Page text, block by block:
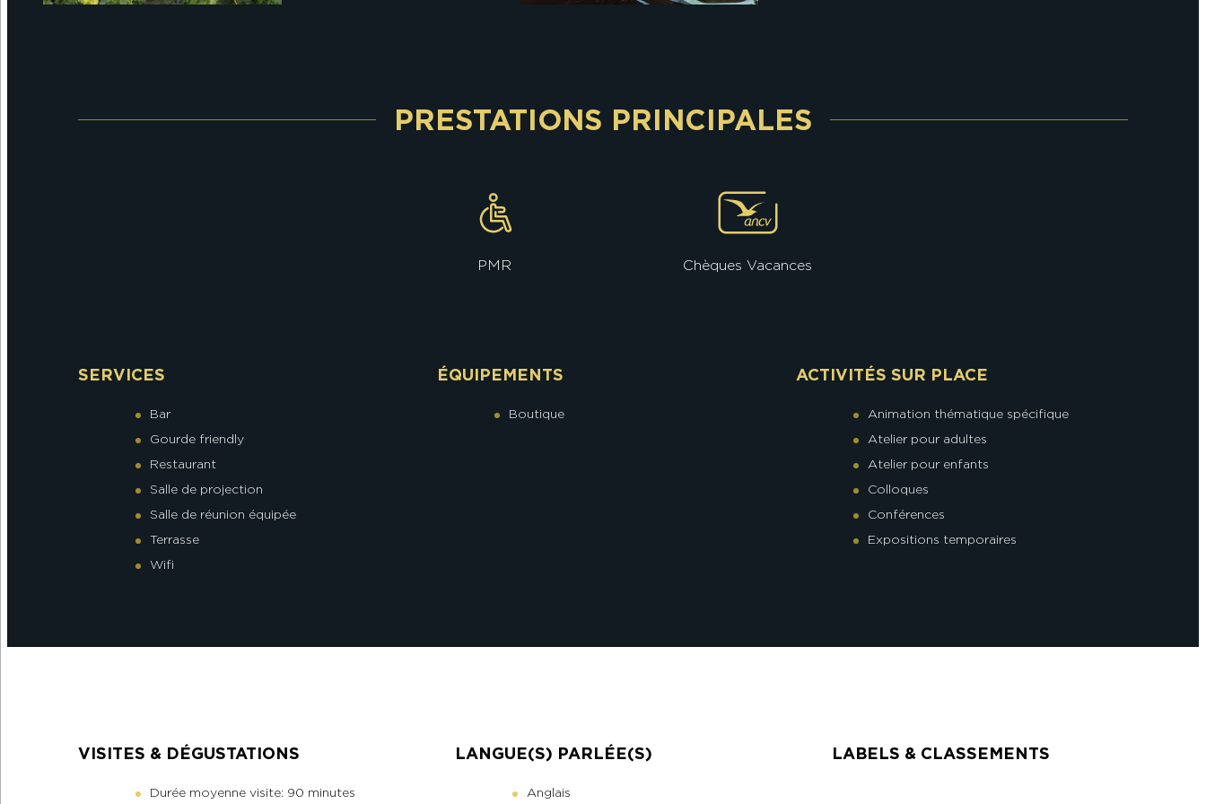
PRESTATIONS PRINCIPALES
PMR Chèques Vacances
SERVICES
Bar
Gourde friendly
Restaurant
Salle de projection
Salle de réunion équipée
Terrasse
Wifi
ÉQUIPEMENTS
Boutique
ACTIVITÉS SUR PLACE
Animation thématique spécifique
Atelier pour adultes
Atelier pour enfants
Colloques
Conférences
Expositions temporaires
VISITES & DÉGUSTATIONS
Durée moyenne visite: 90 minutes
LANGUE(S) PARLÉE(S)
Anglais
LABELS & CLASSEMENTS